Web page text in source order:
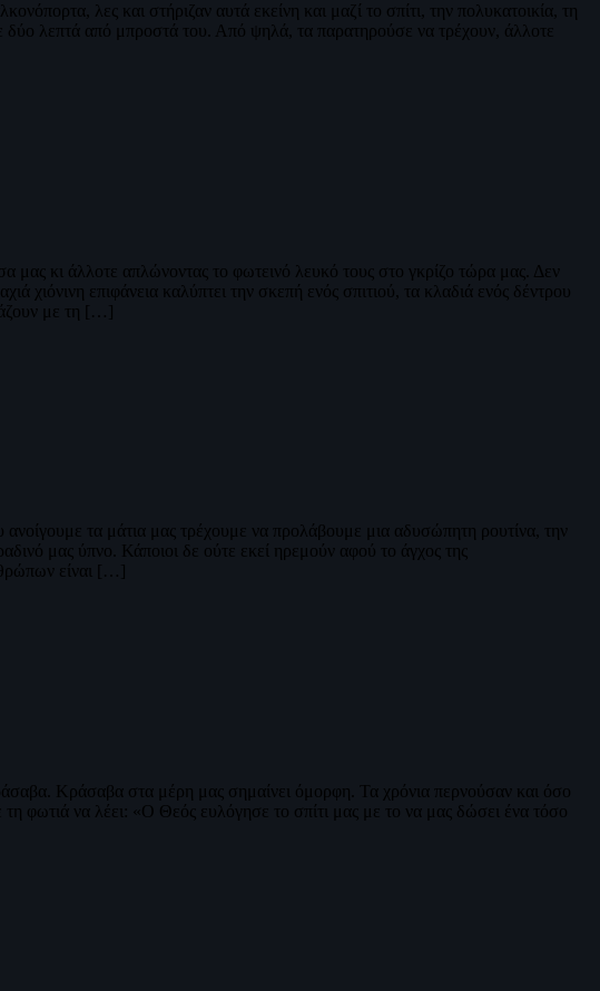
λες και στήριζαν αυτά εκείνη και μαζί το σπίτι, την πολυκατοικία, τη
δύο λεπτά από μπροστά του. Από ψηλά, τα παρατηρούσε να τρέχουν, άλλοτε
μας κι άλλοτε απλώνοντας το φωτεινό λευκό τους στο γκρίζο τώρα μας. Δεν
επιφάνεια καλύπτει την σκεπή ενός σπιτιού, τα κλαδιά ενός δέντρου
με τη […]
τα μάτια μας τρέχουμε να προλάβουμε μια αδυσώπητη ρουτίνα, την
μας ύπνο. Κάποιοι δε ούτε εκεί ηρεμούν αφού το άγχος της
είναι […]
Κράσαβα στα μέρη μας σημαίνει όμορφη. Τα χρόνια περνούσαν και όσο
φωτιά να λέει: «Ο Θεός ευλόγησε το σπίτι μας με το να μας δώσει ένα τόσο